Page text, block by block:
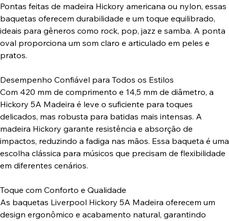
Pontas feitas de madeira Hickory americana ou nylon, essas
baquetas oferecem durabilidade e um toque equilibrado,
ideais para gêneros como rock, pop, jazz e samba. A ponta
oval proporciona um som claro e articulado em peles e
pratos.
Desempenho Confiável para Todos os Estilos
Com 420 mm de comprimento e 14,5 mm de diâmetro, a
Hickory 5A Madeira é leve o suficiente para toques
delicados, mas robusta para batidas mais intensas. A
madeira Hickory garante resistência e absorção de
impactos, reduzindo a fadiga nas mãos. Essa baqueta é uma
escolha clássica para músicos que precisam de flexibilidade
em diferentes cenários.
Toque com Conforto e Qualidade
As baquetas Liverpool Hickory 5A Madeira oferecem um
design ergonômico e acabamento natural, garantindo